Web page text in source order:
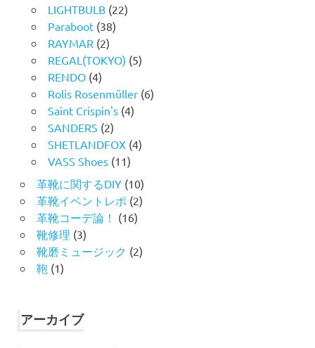
LIGHTBULB(22)
Paraboot(38)
RAYMAR (2)
REGAL(TOKYO) (5)
RENDO(4)
Rolis Rosenmüller(6)
Saint Crispin's(4)
SANDERS (2)
SHETLANDFOX(4)
VASS Shoes(11)
革靴に関するDIY(10)
革靴イベントレポ (2)
革靴コーデ論！ (16)
靴修理 (3)
靴磨ミュージック (2)
鞄 (1)
アーカイブ